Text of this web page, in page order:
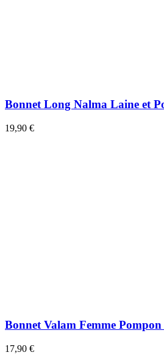
Bonnet Long Nalma Laine et
19,90 €
Bonnet Valam Femme
17,90 €